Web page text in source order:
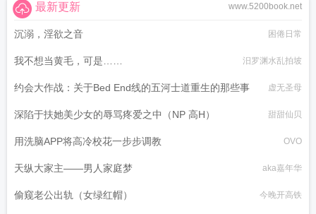
www.5200book.net
最新更新
沉溺，淫欲之音 困倦日常
我不想当黄毛，可是…… 汨罗渊水乱拍坡
约会大作战：关于Bed End线的五河士道重生的那些事 虚无圣母
深陷于扶她美少女的辱骂疼爱之中（NP 高H） 甜甜仙贝
用洗脑APP将高冷校花一步步调教 OVO
天纵大家主——男人家庭梦 aka嘉年华
偷窥老公出轨（女绿红帽） 今晚开高铁